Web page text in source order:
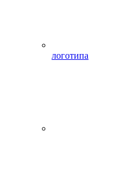
логотипа